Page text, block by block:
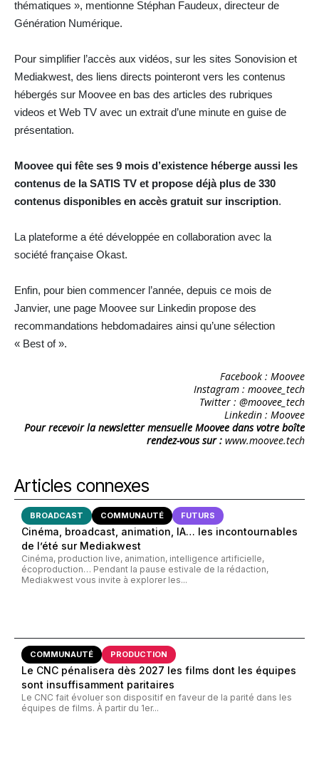
thématiques », mentionne Stéphan Faudeux, directeur de
Génération Numérique.
Pour simplifier l’accès aux vidéos, sur les sites Sonovision et
Mediakwest, des liens directs pointeront vers les contenus
hébergés sur Moovee en bas des articles des rubriques
videos et Web TV avec un extrait d’une minute en guise de
présentation.
Moovee qui fête ses 9 mois d’existence héberge aussi les
contenus de la SATIS TV et propose déjà plus de 330
contenus disponibles en accès gratuit sur inscription.
La plateforme a été développée en collaboration avec la
société française Okast.
Enfin, pour bien commencer l’année, depuis ce mois de
Janvier, une page Moovee sur Linkedin propose des
recommandations hebdomadaires ainsi qu’une sélection
« Best of ».
Facebook : Moovee
Instagram : moovee_tech
Twitter : @moovee_tech
Linkedin : Moovee
Pour recevoir la newsletter mensuelle Moovee dans votre boîte
rendez-vous sur : www.moovee.tech
Articles connexes
BROADCAST COMMUNAUTÉ FUTURS
Cinéma, broadcast, animation, IA… les incontournables
de l’été sur Mediakwest
Cinéma, production live, animation, intelligence artificielle,
écoproduction… Pendant la pause estivale de la rédaction,
Mediakwest vous invite à explorer les...
COMMUNAUTÉ PRODUCTION
Le CNC pénalisera dès 2027 les films dont les équipes
sont insuffisamment paritaires
Le CNC fait évoluer son dispositif en faveur de la parité dans les
équipes de films. À partir du 1er...